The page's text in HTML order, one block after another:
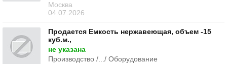
Москва
04.07.2026
Продается Емкость нержавеющая, объем -15
куб.м.,
не указана
Производство /.../ Оборудование